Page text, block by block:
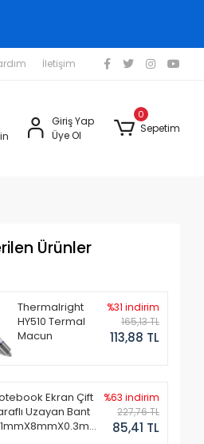
İletişim
Giriş Yap
Üye Ol
0
Sepetim
Ürünler
Thermalright
HY510 Termal
Macun
%31 indirim
165,13 TL
113,88 TL
Ekran Çift
Uzayan Bant
%63 indirim
227,76 TL
85,41 TL